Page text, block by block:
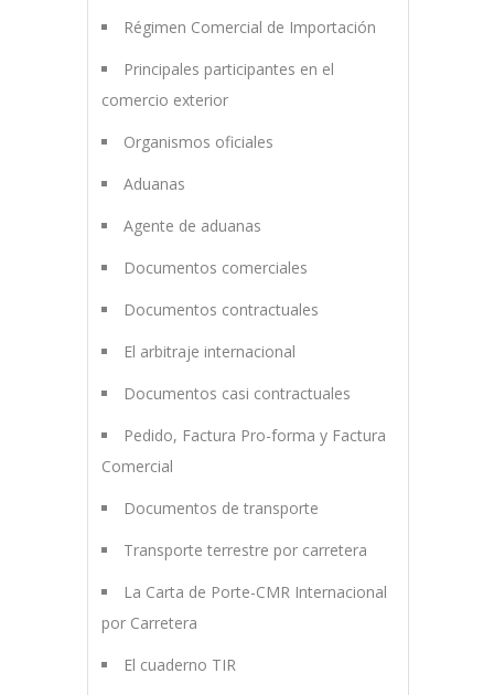
Régimen Comercial de Importación
Principales participantes en el
comercio exterior
Organismos oficiales
Aduanas
Agente de aduanas
Documentos comerciales
Documentos contractuales
El arbitraje internacional
Documentos casi contractuales
Pedido, Factura Pro-forma y Factura
Comercial
Documentos de transporte
Transporte terrestre por carretera
La Carta de Porte-CMR Internacional
por Carretera
El cuaderno TIR